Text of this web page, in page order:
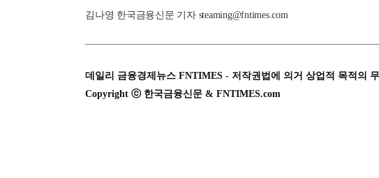
김나영 한국금융신문 기자 steaming@fntimes.com
데일리 금융경제뉴스 FNTIMES - 저작권법에 의거 상업적 목적의
Copyright ⓒ 한국금융신문 & FNTIMES.com